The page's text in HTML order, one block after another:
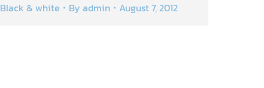
Black & white By admin August 7, 2012